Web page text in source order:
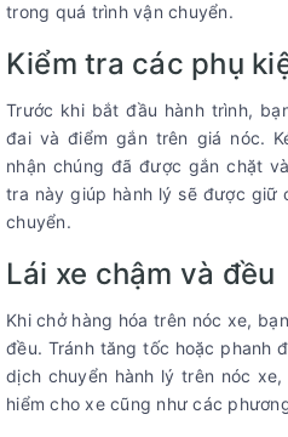
trong quá trình vận chuyển.
Kiểm tra các phụ
Trước khi bắt đầu hành trình,
đai và điểm gắn trên giá nóc.
nhận chúng đã được gắn chặt
tra này giúp hành lý sẽ được giữ
chuyển.
Lái xe chậm và đều
Khi chở hàng hóa trên nóc xe,
đều. Tránh tăng tốc hoặc phanh
dịch chuyển hành lý trên nóc
hiểm cho xe cũng như các